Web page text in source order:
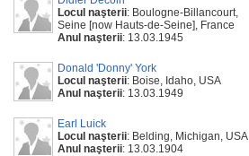
Locul naşterii: Boulogne-Billancourt,
Seine [now Hauts-de-Seine], France
Anul naşterii: 13.03.1945
Donald 'Donny' York
Locul naşterii: Boise, Idaho, USA
Anul naşterii: 13.03.1949
Earl Luick
Locul naşterii: Belding, Michigan, USA
Anul naşterii: 13.03.1904